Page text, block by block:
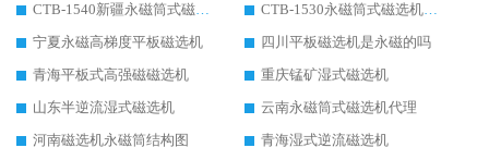
CTB-1540新疆永磁筒式磁选机
CTB-1530永磁筒式磁选机代理商
宁夏永磁高梯度平板磁选机
四川平板磁选机是永磁的吗
青海平板式高强磁磁选机
重庆锰矿湿式磁选机
山东半逆流湿式磁选机
云南永磁筒式磁选机代理
河南磁选机永磁筒结构图
青海湿式逆流磁选机